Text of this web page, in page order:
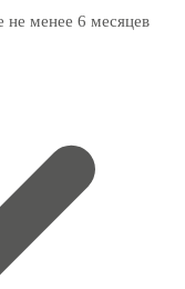
не менее 6 месяцев